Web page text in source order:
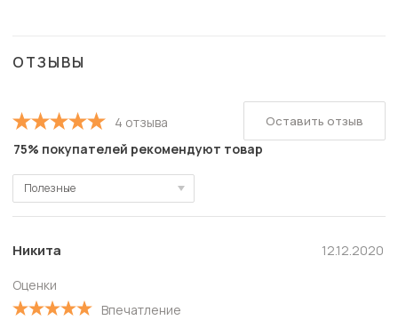
ОТЗЫВЫ
4 отзыва
75% покупателей рекомендуют товар
Полезные
Полезные
Новые
С высокой оценкой
Никита
Оценки
Впечатление
12.12.2020
Оставить отзыв